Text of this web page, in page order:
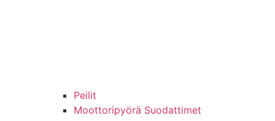
Peilit
Moottoripyörä Suodattimet